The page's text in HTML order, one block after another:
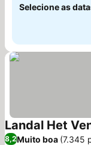
Selecione as
Landal Het
8,2Muito boa (7.345